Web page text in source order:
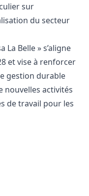
sur
du secteur
La Belle » s’aligne
et vise à renforcer
gestion durable
nouvelles activités
de travail pour les